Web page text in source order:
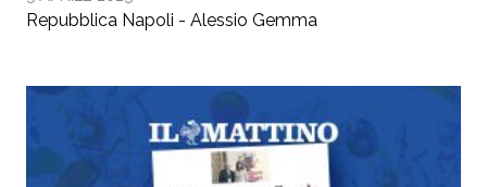
Repubblica Napoli - Alessio Gemma